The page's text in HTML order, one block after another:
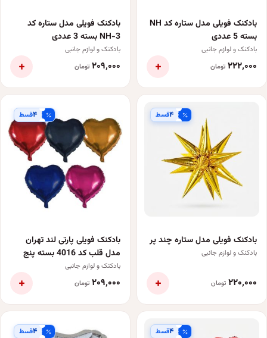
بادکنک فویلی مدل ستاره کد NH
بسته 5 عددی
بادکنک و لوازم جانبی
۲۲۲٬۰۰۰ تومان +
بادکنک فویلی مدل ستاره کد
NH-3 بسته 3 عددی
بادکنک و لوازم جانبی
۲۰۹٬۰۰۰ تومان +
۴قسط
بادکنک فویلی مدل ستاره چند پر
بادکنک و لوازم جانبی
۲۲۰٬۰۰۰ تومان +
۴قسط
بادکنک فویلی پارتی لند تهران
مدل قلب کد 4016 بسته پنج
عددی
بادکنک و لوازم جانبی
۲۰۹٬۰۰۰ تومان +
۴قسط ۴قسط